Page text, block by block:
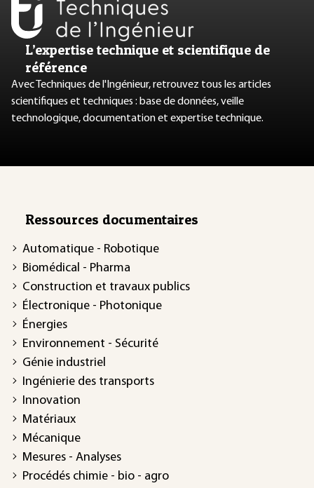
L’expertise technique et scientifique de
référence
Avec Techniques de l'Ingénieur, retrouvez tous les articles
scientifiques et techniques : base de données, veille
technologique, documentation et expertise technique.
Ressources documentaires
Automatique - Robotique
Biomédical - Pharma
Construction et travaux publics
Électronique - Photonique
Énergies
Environnement - Sécurité
Génie industriel
Ingénierie des transports
Innovation
Matériaux
Mécanique
Mesures - Analyses
Procédés chimie - bio - agro